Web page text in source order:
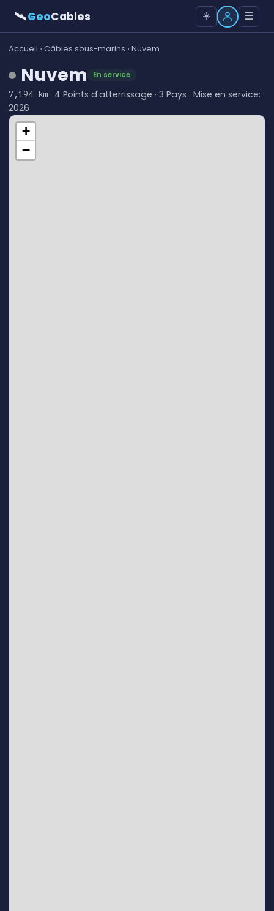
🛰GeoCables ☀️ ☰
Accueil › Câbles sous-marins › Nuvem
Nuvem En service
7,194 km· 4 Points d'atterrissage · 3 Pays · Mise en service:
2026
+
−